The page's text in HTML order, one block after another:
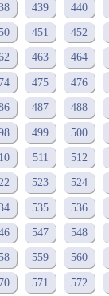
439 440
451 452
463 464
475 476
487 488
499 500
511 512
523 524
535 536
547 548
559 560
571 572